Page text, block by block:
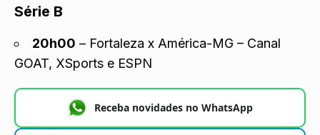
Série B
20h00 – Fortaleza x América-MG – Canal
GOAT, XSports e ESPN
Receba novidades no WhatsApp